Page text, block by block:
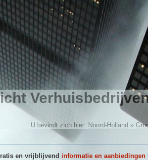
U bevindt zich hier: Noord-Holland »
en vrijblijvend informatie en aanbiedingen